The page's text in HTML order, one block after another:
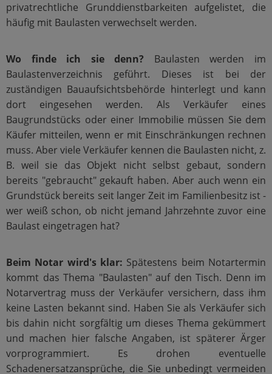
privatrechtliche Grunddienstbarkeiten aufgelistet, die
häufig mit Baulasten verwechselt werden.
Wo finde ich sie denn? Baulasten werden im
Baulastenverzeichnis geführt. Dieses ist bei der
zuständigen Bauaufsichtsbehörde hinterlegt und kann
dort eingesehen werden. Als Verkäufer eines
Baugrundstücks oder einer Immobilie müssen Sie dem
Käufer mitteilen, wenn er mit Einschränkungen rechnen
muss. Aber viele Verkäufer kennen die Baulasten nicht, z.
B. weil sie das Objekt nicht selbst gebaut, sondern
bereits "gebraucht" gekauft haben. Aber auch wenn ein
Grundstück bereits seit langer Zeit im Familienbesitz ist -
wer weiß schon, ob nicht jemand Jahrzehnte zuvor eine
Baulast eingetragen hat?
Beim Notar wird's klar: Spätestens beim Notartermin
kommt das Thema "Baulasten" auf den Tisch. Denn im
Notarvertrag muss der Verkäufer versichern, dass ihm
keine Lasten bekannt sind. Haben Sie als Verkäufer sich
bis dahin nicht sorgfältig um dieses Thema gekümmert
und machen hier falsche Angaben, ist späterer Ärger
vorprogrammiert. Es drohen eventuelle
Schadenersatzansprüche, die Sie unbedingt vermeiden